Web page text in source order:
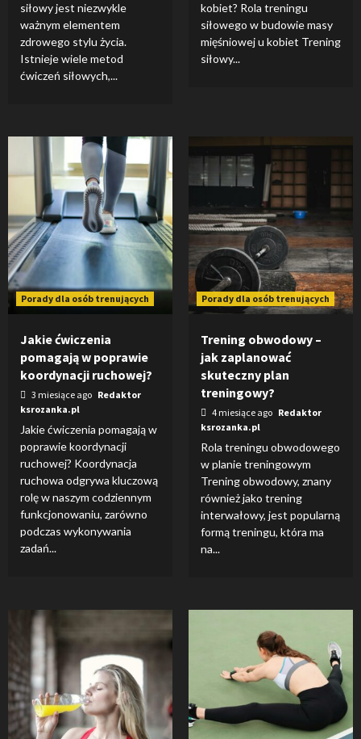
siłowy jest niezwykle
ważnym elementem
zdrowego stylu życia.
Istnieje wiele metod
ćwiczeń siłowych,...
kobiet? Rola treningu
siłowego w budowie masy
mięśniowej u kobiet Trening
siłowy...
Porady dla osób trenujących
Jakie ćwiczenia
pomagają w poprawie
koordynacji ruchowej?
3 miesiące ago Redaktor
ksrozanka.pl
Jakie ćwiczenia pomagają w
poprawie koordynacji
ruchowej? Koordynacja
ruchowa odgrywa kluczową
rolę w naszym codziennym
funkcjonowaniu, zarówno
podczas wykonywania
zadań...
Porady dla osób trenujących
Trening obwodowy –
jak zaplanować
skuteczny plan
treningowy?
4 miesiące ago Redaktor
ksrozanka.pl
Rola treningu obwodowego
w planie treningowym
Trening obwodowy, znany
również jako trening
interwałowy, jest popularną
formą treningu, która ma
na...